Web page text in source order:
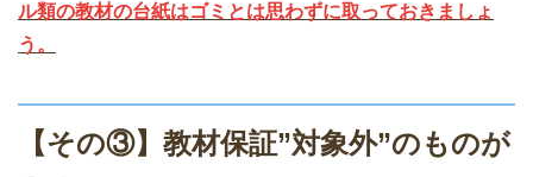
ル類の教材の台紙はゴミとは思わずに取っておきましょ
う。
【その③】教材保証”対象外”のものが